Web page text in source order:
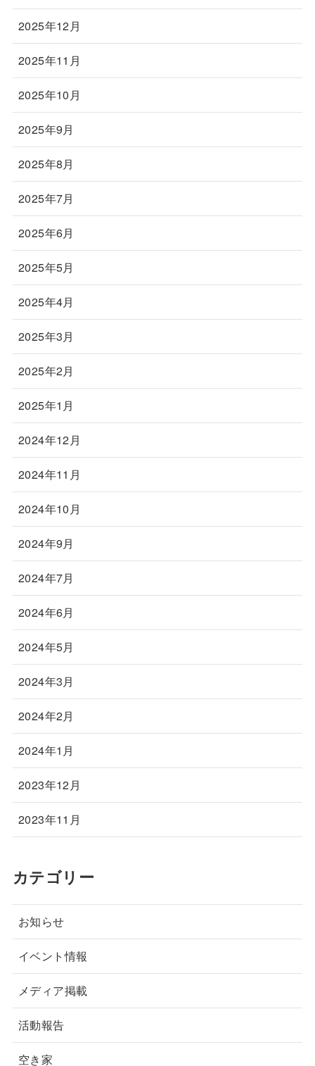
2025年12月
2025年11月
2025年10月
2025年9月
2025年8月
2025年7月
2025年6月
2025年5月
2025年4月
2025年3月
2025年2月
2025年1月
2024年12月
2024年11月
2024年10月
2024年9月
2024年7月
2024年6月
2024年5月
2024年3月
2024年2月
2024年1月
2023年12月
2023年11月
カテゴリー
お知らせ
イベント情報
メディア掲載
活動報告
空き家